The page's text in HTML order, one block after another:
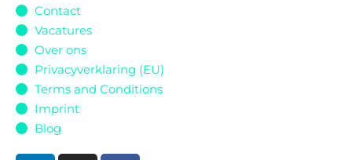
Contact
Vacatures
Over ons
Privacyverklaring (EU)
Terms and Conditions
Imprint
Blog